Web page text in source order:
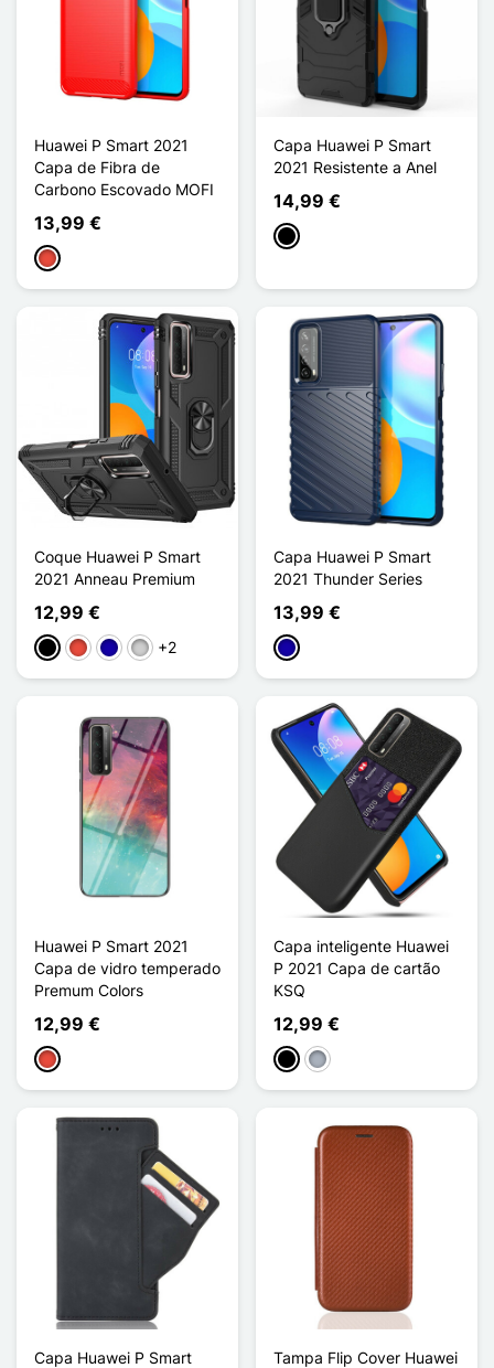
Huawei P Smart 2021
Capa de Fibra de
Carbono Escovado MOFI
13,99 €
Vermelho
Capa Huawei P Smart
2021 Resistente a Anel
14,99 €
Preto
Coque Huawei P Smart
2021 Anneau Premium
12,99 €
PretoVermelhoAzul Escuro
Prata+2
Capa Huawei P Smart
2021 Thunder Series
13,99 €
Azul Escuro
Huawei P Smart 2021
Capa de vidro temperado
Premum Colors
12,99 €
Vermelho
Capa inteligente Huawei
P 2021 Capa de cartão
KSQ
12,99 €
PretoCinzento
Capa Huawei P Smart
Tampa Flip Cover Huawei